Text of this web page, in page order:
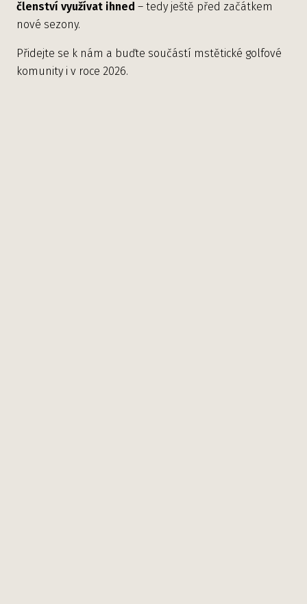
členství využívat ihned – tedy ještě před začátkem
nové sezony.
Přidejte se k nám a buďte součástí mstětické golfové
komunity i v roce 2026.